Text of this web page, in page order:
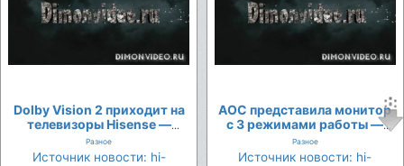
Dolby Vision 2 приходит на
телевизоры Hisense —
какие модели получат
обновление
Разное
Источник новости: hi-
AOC представила монитор
с 3 режимами работы —
что он умеет
Разное
Источник новости: hi-